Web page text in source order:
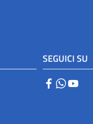
SEGUICI SU
Facebook